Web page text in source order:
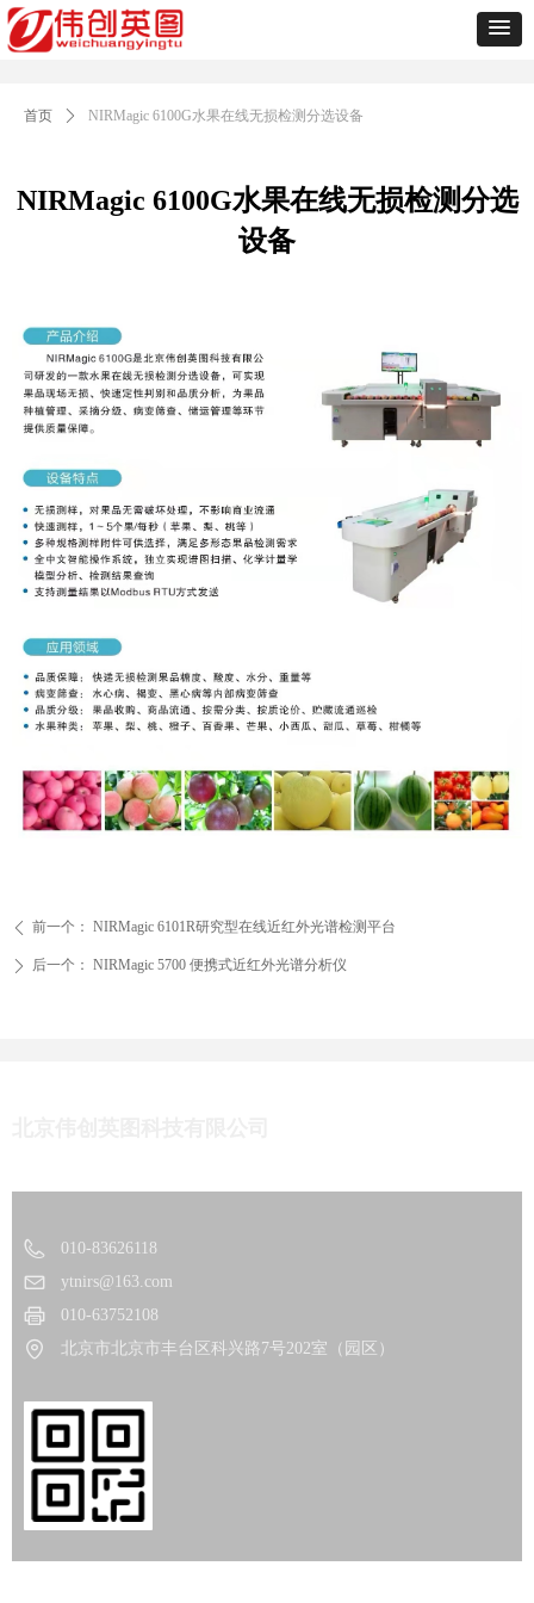
NIRMagic 6100G水果在线无损检测分选
设备
首页 ꄲ NIRMagic 6100G水果在线无损检测分选设备
ꄴ 前一个： NIRMagic 6101R研究型在线近红外光谱检测平台
ꄲ 后一个： NIRMagic 5700 便携式近红外光谱分析仪
010-83626118
ytnirs@163.com
010-63752108
北京市北京市丰台区科兴路7号202室（园区）